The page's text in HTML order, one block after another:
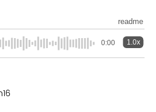
readme
0:00 1.0x